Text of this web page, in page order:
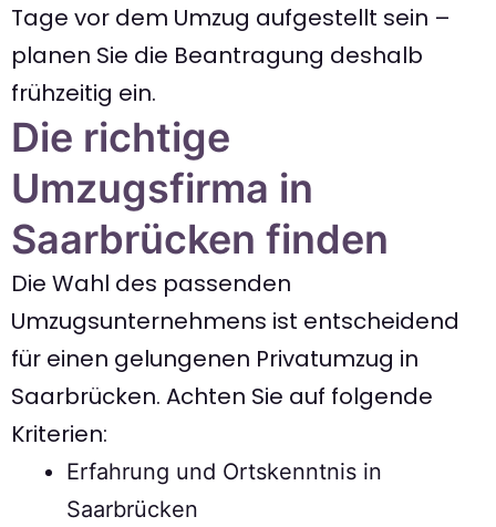
Tage vor dem Umzug aufgestellt sein –
planen Sie die Beantragung deshalb
frühzeitig ein.
Die richtige
Umzugsfirma in
Saarbrücken finden
Die Wahl des passenden
Umzugsunternehmens ist entscheidend
für einen gelungenen Privatumzug in
Saarbrücken. Achten Sie auf folgende
Kriterien:
Erfahrung und Ortskenntnis in
Saarbrücken